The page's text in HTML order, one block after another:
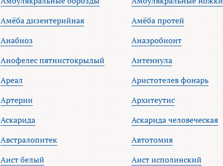
Амёба дизентерийная
Амёба протей
Анабиоз
Анаэробионт
Анофелес пятнистокрылый
Антеннула
Ареал
Аристотелев фонарь
Артерии
Архитеутис
Аскарида
Аскарида человеческая
Австралопитек
Автотомия
Аист белый
Аист исполинский